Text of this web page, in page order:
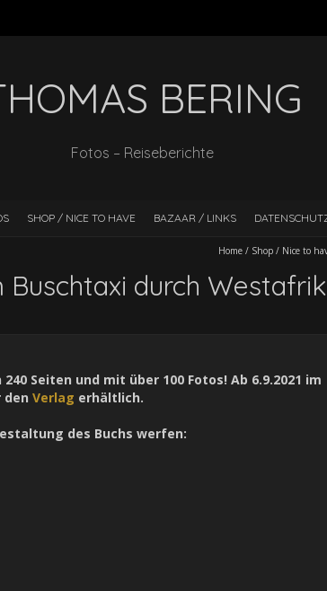
BERING
Fotos – Reiseberichte
SHOP / NICE TO HAVE BAZAAR / LINKS
Home / Shop / Nice to
durch
Seiten und mit über 100 Fotos! Ab 6.9.2021 im
den Verlag erhältlich.
des Buchs werfen: